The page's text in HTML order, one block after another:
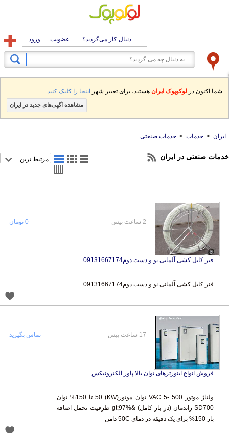
دنبال کار می‌گردید؟ عضویت ورود
شما اکنون در لوکوپوک ایران هستید، برای تغییر شهر اینجا را کلیک کنید.
مشاهده آگهی‌های جدید در ایران
ایران > خدمات > خدمات صنعتی
خدمات صنعتی در ایران مرتبط ترین
فنر کابل کشی آلمانی نو و دست دوم09131667174
فنر کابل کشی آلمانی نو و دست دوم09131667174
2 ساعت پیش 0 تومان
فروش انواع اینورترهای توان بالا پاور الکترونیکس
ولتاژ موتور VAC 5- 500 توان موتور(KW) 50 تا 150% توان
SD700 راندمان (در بار کامل) &gt;97% ظرفیت تحمل اضافه
بار 150% برای یک دقیقه در دمای 50C دامن
17 ساعت پیش تماس بگیرید